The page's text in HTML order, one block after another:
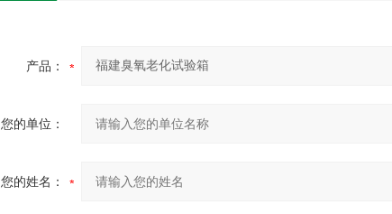
产品：
您的单位：
您的姓名：